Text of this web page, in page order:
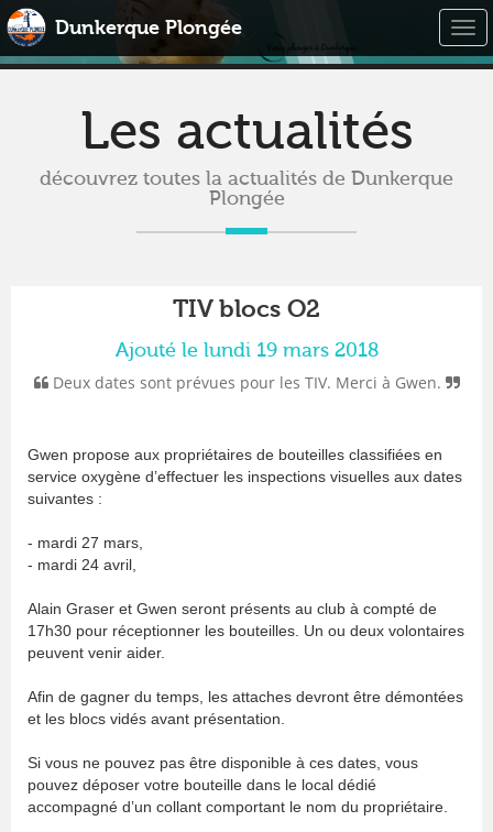
Dunkerque Plongée
Les actualités
découvrez toutes la actualités de Dunkerque
Plongée
TIV blocs O2
Ajouté le lundi 19 mars 2018
Deux dates sont prévues pour les TIV. Merci à Gwen.
Gwen propose aux propriétaires de bouteilles classifiées en
service oxygène d’effectuer les inspections visuelles aux dates
suivantes :
- mardi 27 mars,
- mardi 24 avril,
Alain Graser et Gwen seront présents au club à compté de
17h30 pour réceptionner les bouteilles. Un ou deux volontaires
peuvent venir aider.
Afin de gagner du temps, les attaches devront être démontées
et les blocs vidés avant présentation.
Si vous ne pouvez pas être disponible à ces dates, vous
pouvez déposer votre bouteille dans le local dédié
accompagné d’un collant comportant le nom du propriétaire.